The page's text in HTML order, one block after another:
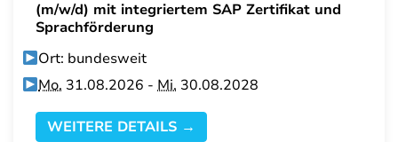
(m/w/d) mit integriertem SAP Zertifikat und
Sprachförderung
Ort: bundesweit
Mo. 31.08.2026 -Mi. 30.08.2028
WEITERE DETAILS →